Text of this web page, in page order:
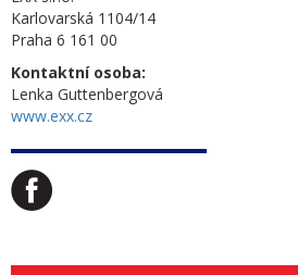
Karlovarská 1104/14
Praha 6 161 00
Kontaktní osoba:
Lenka Guttenbergová
www.exx.cz